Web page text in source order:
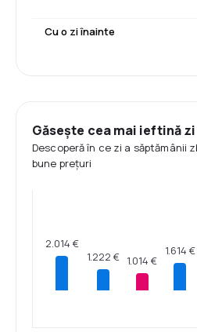
Cu o zi înainte
Găsește cea mai ieftină
Descoperă în ce zi a săptămânii
bune prețuri
2.014 €
1.222 € 1.014 €
1.614 €